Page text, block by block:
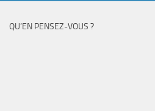
QU’EN PENSEZ-VOUS ?